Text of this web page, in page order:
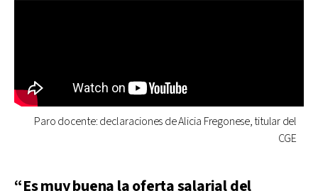
Paro docente: declaraciones de Alicia Fregonese, titular del
CGE
“Es muy buena la oferta salarial del